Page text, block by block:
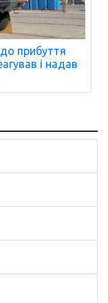
прибуття
і надав